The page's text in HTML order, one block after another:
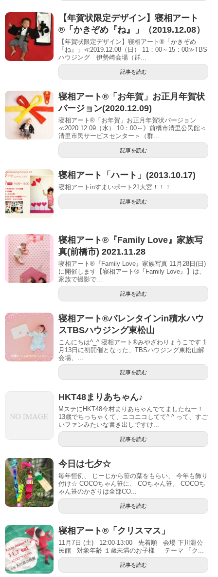
【年賀状限定デザイン】寝相アート
®「かきぞめ『ね』」（2019.12.08）
【年賀状限定デザイン】寝相アート®「かきぞめ
『ね』」≪2019.12.08（日） 11：00～15：00≫TBS
ハウジング 伊勢崎会場（群...
記事を読む
寝相アート®︎「お年賀」お正月年賀状
バージョン(2020.12.09)
寝相アート®︎「お年賀」お正月年賀状バージョン
≪2020.12.09（水） 10：00～》前橋市清里公民館＜
清里市民サービスセンター＞（群...
記事を読む
寝相アート「ハート」(2013.10.17)
寝相アートinすまいポート21大宮！！！
記事を読む
寝相アート®『Family Love』家族写
真(前橋市) 2021.11.28
寝相アート®『Family Love』家族写真 11月28日(日)
に開催します【寝相アート®︎『Family Love』】は、
家族で撮影で...
記事を読む
寝相アート®︎バレンタインin積水ハウ
スTBSハウジング東松山
こんにちは^_^ 寝相アート®︎みやざわりょうこです 1
月13日に初開催となった、TBSハウジング東松山解
会場、...
記事を読む
HKT48まりあちゃん♪
MステにHKT48今村まりあちゃんでてましたねー！
13歳でちっちゃくて、ニコニコしてて^ ^ って、すご
いファンみたいな書き出しですけ...
記事を読む
今日は七夕☆
毎年恒例、 じーじから笹の葉をもらい、 今年も飾り
付け☆ COCOちゃん笹に、 COちゃん笹。 COCOち
ゃん笹のかざりは全部CO...
記事を読む
寝相アート®「クリスマス」
11月7日 (土) 12:00-13:00 先着順 会場 下川淵公
民館 対象年齢 １歳未満のお子様 テーマ 「ク...
記事を読む